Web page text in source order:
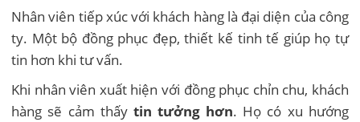
Nhân viên tiếp xúc với khách hàng là đại diện của công
ty. Một bộ đồng phục đẹp, thiết kế tinh tế giúp họ tự
tin hơn khi tư vấn.
Khi nhân viên xuất hiện với đồng phục chỉn chu, khách
hàng sẽ cảm thấy tin tưởng hơn. Họ có xu hướng